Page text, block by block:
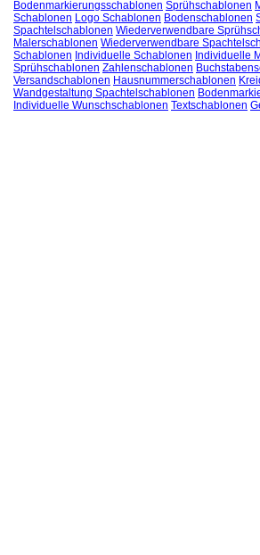
Bodenmarkierungsschablonen Sprühschablonen
Schablonen Logo Schablonen Bodenschablonen
Spachtelschablonen Wiederverwendbare
Malerschablonen Wiederverwendbare
Schablonen Individuelle Schablonen Individuelle
Sprühschablonen Zahlenschablonen
Versandschablonen Hausnummerschablonen
Wandgestaltung Spachtelschablonen
Individuelle Wunschschablonen Textschablonen